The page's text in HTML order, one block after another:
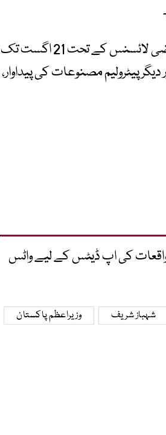
امریکی محکمہ خزانہ کی جانب سے جاری کیے گئے اس عارضی لائسنس کے تحت 21 اگست تک
پیٹرولیم مصنوعات کی پیداوار،
واقعات کی اپ ڈیٹس کے لیے واٹس
شہباز شریف
وزیراعظم پاکستان